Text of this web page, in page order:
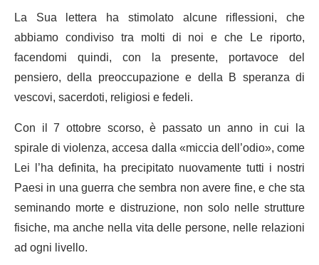
La Sua lettera ha stimolato alcune riflessioni, che
abbiamo condiviso tra molti di noi e che Le riporto,
facendomi quindi, con la presente, portavoce del
pensiero, della preoccupazione e della B speranza di
vescovi, sacerdoti, religiosi e fedeli.
Con il 7 ottobre scorso, è passato un anno in cui la
spirale di violenza, accesa dalla «miccia dell’odio», come
Lei l’ha definita, ha precipitato nuovamente tutti i nostri
Paesi in una guerra che sembra non avere fine, e che sta
seminando morte e distruzione, non solo nelle strutture
fisiche, ma anche nella vita delle persone, nelle relazioni
ad ogni livello.